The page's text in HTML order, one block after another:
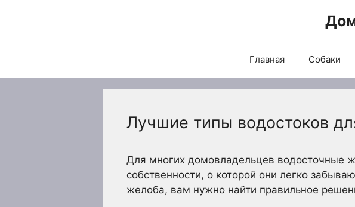
Главная Собаки
Лучшие типы водостоков
Для многих домовладельцев водосточные
собственности, о которой они легко
желоба, вам нужно найти правильное